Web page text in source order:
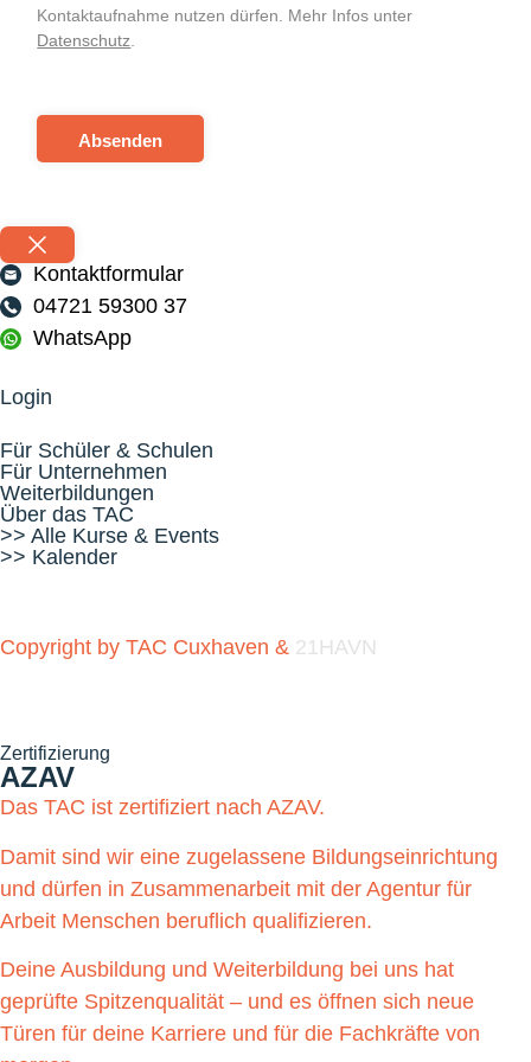
Kontaktaufnahme nutzen dürfen. Mehr Infos unter
Datenschutz.
Absenden
Kontaktformular
04721 59300 37
WhatsApp
Login
Für Schüler & Schulen
Für Unternehmen
Weiterbildungen
Über das TAC
>> Alle Kurse & Events
>> Kalender
Copyright by TAC Cuxhaven & 21HAVN
Zertifizierung
AZAV
Das TAC ist zertifiziert nach AZAV.
Damit sind wir eine zugelassene Bildungseinrichtung
und dürfen in Zusammenarbeit mit der Agentur für
Arbeit Menschen beruflich qualifizieren.
Deine Ausbildung und Weiterbildung bei uns hat
geprüfte Spitzenqualität – und es öffnen sich neue
Türen für deine Karriere und für die Fachkräfte von